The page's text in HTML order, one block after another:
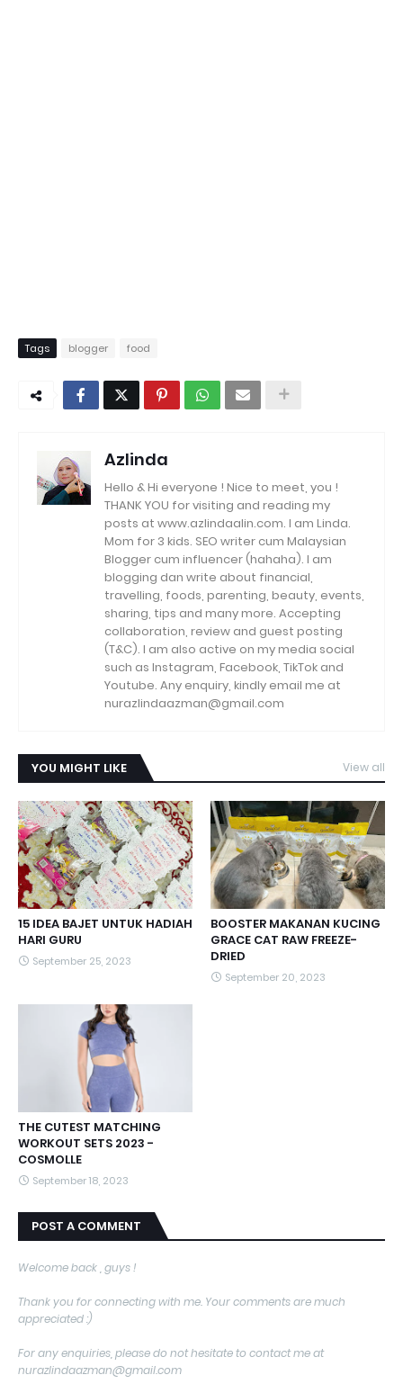
Tags blogger food
Azlinda
Hello & Hi everyone ! Nice to meet, you !
THANK YOU for visiting and reading my
posts at www.azlindaalin.com. I am Linda.
Mom for 3 kids. SEO writer cum Malaysian
Blogger cum influencer (hahaha). I am
blogging dan write about financial,
travelling, foods, parenting, beauty, events,
sharing, tips and many more. Accepting
collaboration, review and guest posting
(T&C). I am also active on my media social
such as Instagram, Facebook, TikTok and
Youtube. Any enquiry, kindly email me at
nurazlindaazman@gmail.com
YOU MIGHT LIKE View all
15 IDEA BAJET UNTUK HADIAH
HARI GURU
September 25, 2023
BOOSTER MAKANAN KUCING
GRACE CAT RAW FREEZE-
DRIED
September 20, 2023
THE CUTEST MATCHING
WORKOUT SETS 2023 -
COSMOLLE
September 18, 2023
POST A COMMENT
Welcome back , guys !
Thank you for connecting with me. Your comments are much
appreciated :)
For any enquiries, please do not hesitate to contact me at
nurazlindaazman@gmail.com